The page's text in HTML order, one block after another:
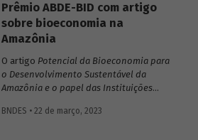
Prêmio ABDE-BID com artigo
sobre bioeconomia na
Amazônia
O artigo Potencial da Bioeconomia para
o Desenvolvimento Sustentável da
Amazônia e o papel das Instituições
Leonardo Pamplona, Nabil Kadri e Julio
BNDES • 22 de março, 2023